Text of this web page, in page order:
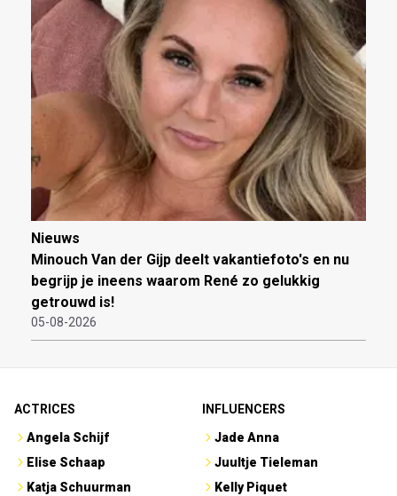
Nieuws
Minouch Van der Gijp deelt vakantiefoto's en nu
begrijp je ineens waarom René zo gelukkig
getrouwd is!
05-08-2026
ACTRICES
Angela Schijf
Elise Schaap
Katja Schuurman
INFLUENCERS
Jade Anna
Juultje Tieleman
Kelly Piquet